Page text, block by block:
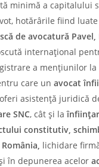
minimă a capitalului
hotărârile fiind
de avocatură
internațional
a mențiunilor la
care un avocat
asistență juridică
SNC, cât și la
constitutiv,
lichidare
în depunerea acelor